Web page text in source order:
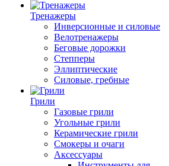
Тренажеры
Инверсионные и силовые
Велотренажеры
Беговые дорожки
Степперы
Эллиптические
Силовые, гребные
Грили
Газовые грили
Угольные грили
Керамические грили
Смокеры и очаги
Аксессуары